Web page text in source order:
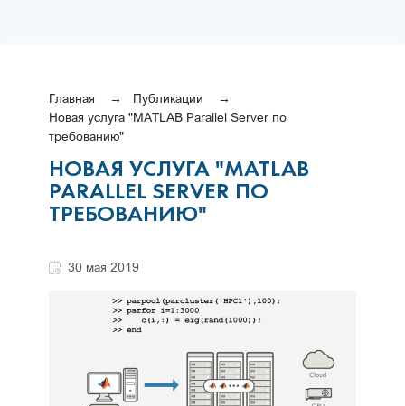
Главная
Публикации
Новая услуга "MATLAB Parallel Server по
требованию"
НОВАЯ УСЛУГА "MATLAB
PARALLEL SERVER ПО
ТРЕБОВАНИЮ"
30 мая 2019